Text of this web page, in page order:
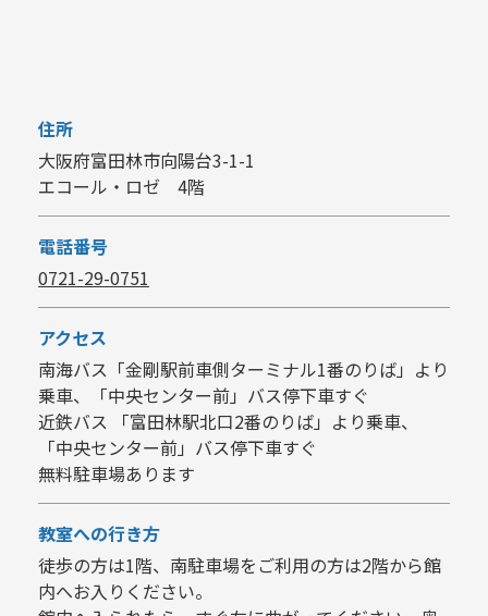
住所
大阪府富田林市向陽台3-1-1
エコール・ロゼ 4階
電話番号
0721-29-0751
アクセス
南海バス「金剛駅前車側ターミナル1番のりば」より
乗車、「中央センター前」バス停下車すぐ
近鉄バス 「富田林駅北口2番のりば」より乗車、
「中央センター前」バス停下車すぐ
無料駐車場あります
教室への行き方
徒歩の方は1階、南駐車場をご利用の方は2階から館
内へお入りください。